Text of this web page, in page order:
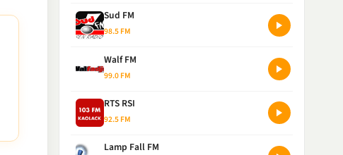
Sud FM
98.5 FM
Walf FM
99.0 FM
RTS RSI
92.5 FM
Lamp Fall FM